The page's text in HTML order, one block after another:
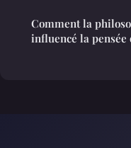
Comment la
influencé la pensée